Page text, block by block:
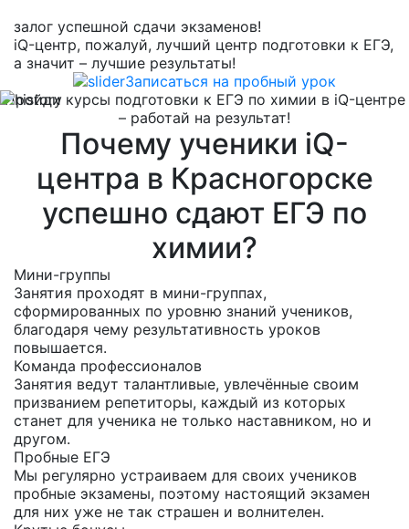
залог успешной сдачи экзаменов!
iQ-центр, пожалуй, лучший центр подготовки к ЕГЭ,
а значит – лучшие результаты!
Записаться на пробный урок
Пройди курсы подготовки к ЕГЭ по химии в iQ-центре
– работай на результат!
Почему ученики iQ-
центра в Красногорске
успешно сдают ЕГЭ по
химии?
Мини-группы
Занятия проходят в мини-группах,
сформированных по уровню знаний учеников,
благодаря чему результативность уроков
повышается.
Команда профессионалов
Занятия ведут талантливые, увлечённые своим
призванием репетиторы, каждый из которых
станет для ученика не только наставником, но и
другом.
Пробные ЕГЭ
Мы регулярно устраиваем для своих учеников
пробные экзамены, поэтому настоящий экзамен
для них уже не так страшен и волнителен.